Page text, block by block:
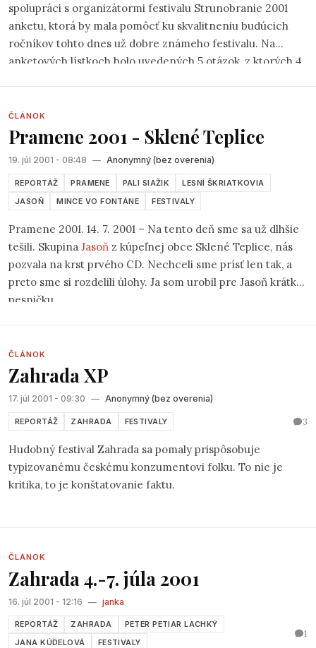
spolupráci s organizátormi festivalu Strunobranie 2001
anketu, ktorá by mala pomôcť ku skvalitneniu budúcich
ročníkov tohto dnes už dobre známeho festivalu. Na
anketových lístkoch bolo uvedených 5 otázok, z ktorých 4
zúčastňujúcich sa tejto ankety. Respondenti boli
motivovaní k účasti v ankete možnosťou výhry jedného zo
štyroch CD, ktoré nám poskytli priamo autori titulov:
Horňáková -Dívam sa z okna,Peter Lachký
Robo Hulej
Pozri sa do nebaask.Čochciari, ktorá vydala
kompilačné CD z festivalu v Čičmanoch
Amfiteátri pod zámkom priamo počas ceremoniálu
odovzdávania ocenení najlepším účinkujúcim. Bolo
vytlačených 400 anketových lístkov, ktoré boli
distribuované spolu s každou predanou vstupenkou až do
ČLÁNOK
Pramene 2001 - Sklené Teplice
19. júl 2001 - 08:48 — Anonymný (bez overenia)
REPORTÁŽ PRAMENE PALI SIAŽIK
LESNÍ ŠKRIATKOVIA
JASOŇ
MINCE VO FONTÁNE FESTIVALY
Pramene 2001. 14. 7. 2001 – Na tento deň sme sa už dlhšie
tešili. Skupina Jasoň z kúpeľnej obce Sklené Teplice, nás
pozvala na krst prvého CD. Nechceli sme prísť len tak, a
preto sme si rozdelili úlohy. Ja som urobil pre Jasoň krátku
pesničku.
ČLÁNOK
Zahrada XP
17. júl 2001 - 09:30 — Anonymný (bez overenia)
REPORTÁŽ ZAHRADA FESTIVALY 3
Hudobný festival Zahrada sa pomaly prispôsobuje
typizovanému českému konzumentovi folku. To nie je
kritika, to je konštatovanie faktu.
ČLÁNOK
Zahrada 4.-7. júla 2001
16. júl 2001 - 12:16 — janka
REPORTÁŽ ZAHRADA
PETER PETIAR LACHKÝ
JANA KÚDELOVÁ
FESTIVALY
1